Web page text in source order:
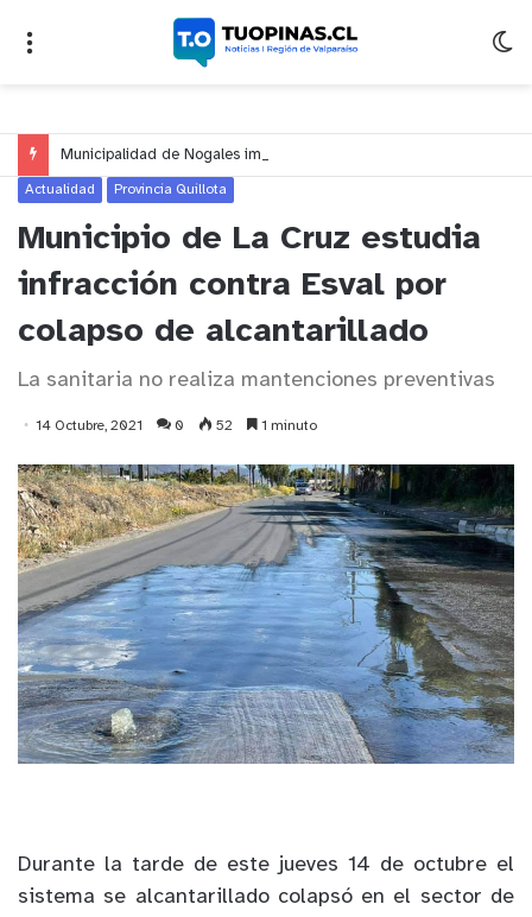
Actualidad Provincia Quillota
Municipio de La Cruz estudia
infracción contra Esval por
colapso de alcantarillado
La sanitaria no realiza mantenciones preventivas
14 Octubre, 2021 0 52 1 minuto
Durante la tarde de este jueves 14 de octubre el
sistema se alcantarillado colapsó en el sector de